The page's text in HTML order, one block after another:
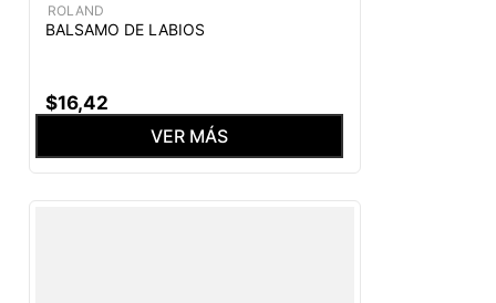
ROLAND
BALSAMO DE LABIOS
$16,42
VER MÁS